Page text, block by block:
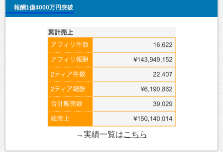
報酬1億4000万円突破
→実績一覧はこちら